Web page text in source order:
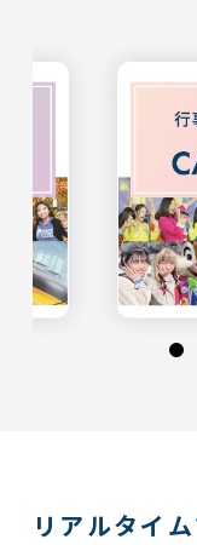
リアルタイ